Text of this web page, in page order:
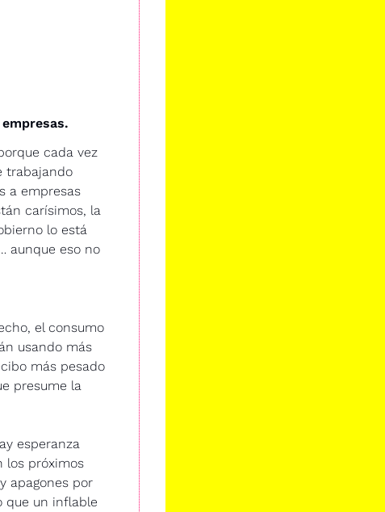
cada vez
trabajando
a empresas
carísimos, la
lo está
aunque eso no
el consumo
usando más
más pesado
presume la
esperanza
los próximos
apagones por
que un inflable